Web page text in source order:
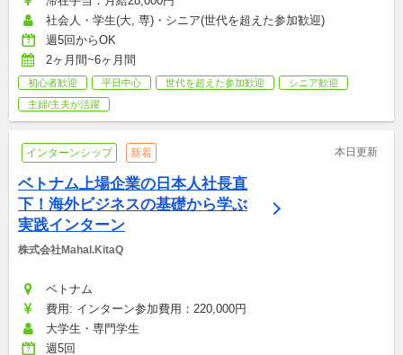
社会人・学生(大, 専)・シニア(世代を超えた参加歓迎)
週5回からOK
2ヶ月間~6ヶ月間
初心者歓迎 平日中心 世代を超えた参加歓迎
シニア歓迎
主婦/主夫が活躍
インターンシップ 新着 本日更新
ベトナム上場企業の日本人社長直
下！海外ビジネスの基礎から学ぶ
実践インターン
株式会社Mahal.KitaQ
ベトナム
費用: インターン参加費用：220,000円
大学生・専門学生
週5回